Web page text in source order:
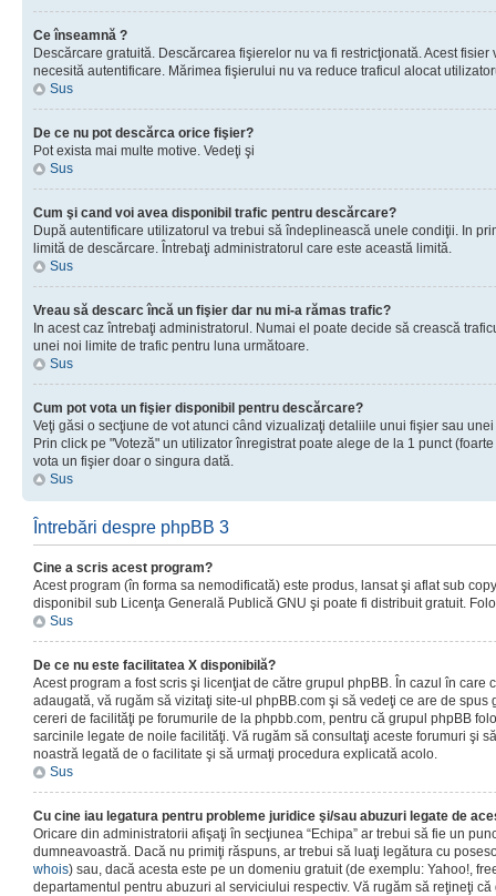
Ce înseamnă ?
Descărcare gratuită. Descărcarea fişierelor nu va fi restricţionată. Acest
necesită autentificare. Mărimea fişierului nu va reduce traficul alocat
Sus
De ce nu pot descărca orice fişier?
Pot exista mai multe motive. Vedeţi şi
Sus
Cum şi cand voi avea disponibil trafic pentru descărcare?
După autentificare utilizatorul va trebui să îndeplinească unele condiţii. In
limită de descărcare. Întrebaţi administratorul care este această limită.
Sus
Vreau să descarc încă un fişier dar nu mi-a rămas trafic?
In acest caz întrebaţi administratorul. Numai el poate decide să crească
unei noi limite de trafic pentru luna următoare.
Sus
Cum pot vota un fişier disponibil pentru descărcare?
Veţi găsi o secţiune de vot atunci când vizualizaţi detaliile unui fişier sau
Prin click pe "Voteză" un utilizator înregistrat poate alege de la 1 punct
vota un fişier doar o singura dată.
Sus
Întrebări despre phpBB 3
Cine a scris acest program?
Acest program (în forma sa nemodificată) este produs, lansat şi aflat sub
disponibil sub Licenţa Generală Publică GNU şi poate fi distribuit gratuit.
Sus
De ce nu este facilitatea X disponibilă?
Acest program a fost scris şi licenţiat de către grupul phpBB. În cazul în care
adaugată, vă rugăm să vizitaţi site-ul phpBB.com şi să vedeţi ce are de
cereri de facilităţi pe forumurile de la phpbb.com, pentru că grupul phpBB
sarcinile legate de noile facilităţi. Vă rugăm să consultaţi aceste forumuri şi
noastră legată de o facilitate şi să urmaţi procedura explicată acolo.
Sus
Cu cine iau legatura pentru probleme juridice şi/sau abuzuri legate de
Oricare din administratorii afişaţi în secţiunea “Echipa” ar trebui să fie un
dumneavoastră. Dacă nu primiţi răspuns, ar trebui să luaţi legătura cu
whois) sau, dacă acesta este pe un domeniu gratuit (de exemplu: Yahoo!,
departamentul pentru abuzuri al serviciului respectiv. Vă rugăm să reţineţi